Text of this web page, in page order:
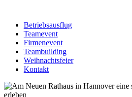
Betriebsausflug
Teamevent
Firmenevent
Teambuilding
Weihnachtsfeier
Kontakt